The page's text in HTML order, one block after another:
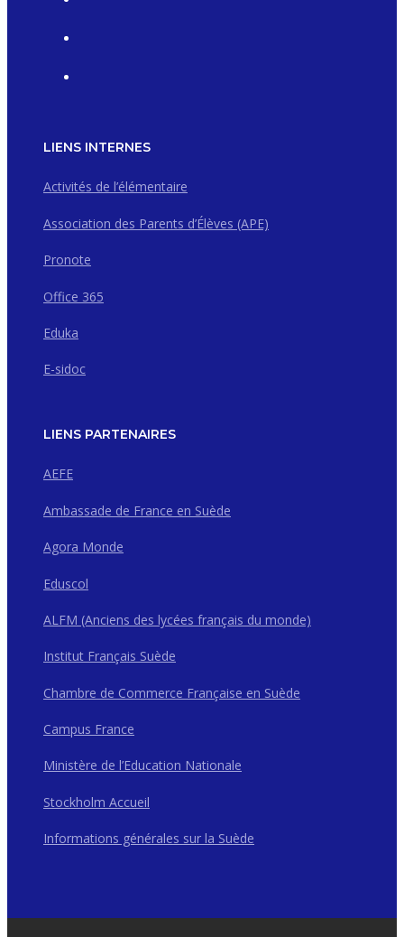
LIENS INTERNES
Activités de l’élémentaire
Association des Parents d’Élèves (APE)
Pronote
Office 365
Eduka
E-sidoc
LIENS PARTENAIRES
AEFE
Ambassade de France en Suède
Agora Monde
Eduscol
ALFM (Anciens des lycées français du monde)
Institut Français Suède
Chambre de Commerce Française en Suède
Campus France
Ministère de l’Education Nationale
Stockholm Accueil
Informations générales sur la Suède